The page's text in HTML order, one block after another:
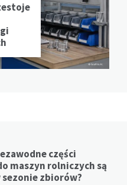
części
maszyn rolniczych są
zbiorów?